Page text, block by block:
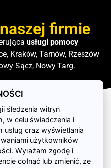
firmie
usługi pomocy
Kraków, Tarnów, Rzeszów
Sącz, Nowy Targ.
Drogowa Tarnów Bojdo
śledzenia witryn
w celu świadczenia i
usług oraz wyświetlania
użytkowników
. Wyrażam zgodę i
cofnąć lub zmienić, ze